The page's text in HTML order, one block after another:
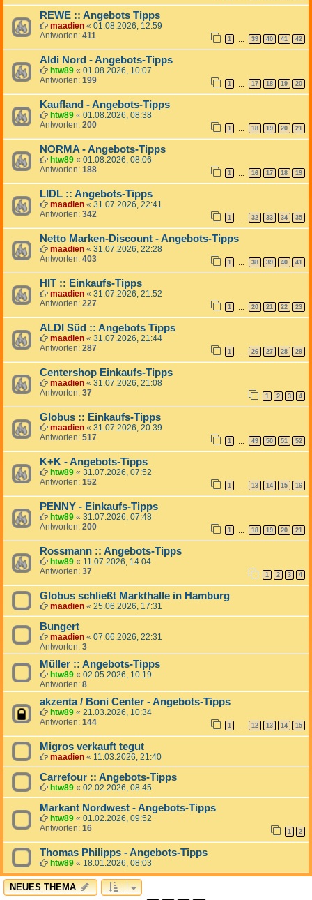
REWE :: Angebots Tipps
maadien « 01.08.2026, 12:59
Antworten: 411 1 … 39 40 41 42
Aldi Nord - Angebots-Tipps
htw89 « 01.08.2026, 10:07
Antworten: 199 1 … 17 18 19 20
Kaufland - Angebots-Tipps
htw89 « 01.08.2026, 08:38
Antworten: 200 1 … 18 19 20 21
NORMA - Angebots-Tipps
htw89 « 01.08.2026, 08:06
Antworten: 188 1 … 16 17 18 19
LIDL :: Angebots-Tipps
maadien « 31.07.2026, 22:41
Antworten: 342 1 … 32 33 34 35
Netto Marken-Discount - Angebots-Tipps
maadien « 31.07.2026, 22:28
Antworten: 403 1 … 38 39 40 41
HIT :: Einkaufs-Tipps
maadien « 31.07.2026, 21:52
Antworten: 227 1 … 20 21 22 23
ALDI Süd :: Angebots Tipps
maadien « 31.07.2026, 21:44
Antworten: 287 1 … 26 27 28 29
Centershop Einkaufs-Tipps
maadien « 31.07.2026, 21:08
Antworten: 37 1 2 3 4
Globus :: Einkaufs-Tipps
maadien « 31.07.2026, 20:39
Antworten: 517 1 … 49 50 51 52
K+K - Angebots-Tipps
htw89 « 31.07.2026, 07:52
Antworten: 152 1 … 13 14 15 16
PENNY - Einkaufs-Tipps
htw89 « 31.07.2026, 07:48
Antworten: 200 1 … 18 19 20 21
Rossmann :: Angebots-Tipps
htw89 « 11.07.2026, 14:04
Antworten: 37 1 2 3 4
Globus schließt Markthalle in Hamburg
maadien « 25.06.2026, 17:31
Bungert
maadien « 07.06.2026, 22:31
Antworten: 3
Müller :: Angebots-Tipps
htw89 « 02.05.2026, 10:19
Antworten: 8
akzenta / Boni Center - Angebots-Tipps
htw89 « 21.03.2026, 10:34
Antworten: 144 1 … 12 13 14 15
Migros verkauft tegut
maadien « 11.03.2026, 21:40
Carrefour :: Angebots-Tipps
htw89 « 02.02.2026, 08:45
Markant Nordwest - Angebots-Tipps
htw89 « 01.02.2026, 09:52
Antworten: 16 1 2
Thomas Philipps - Angebots-Tipps
htw89 « 18.01.2026, 08:03
NEUES THEMA